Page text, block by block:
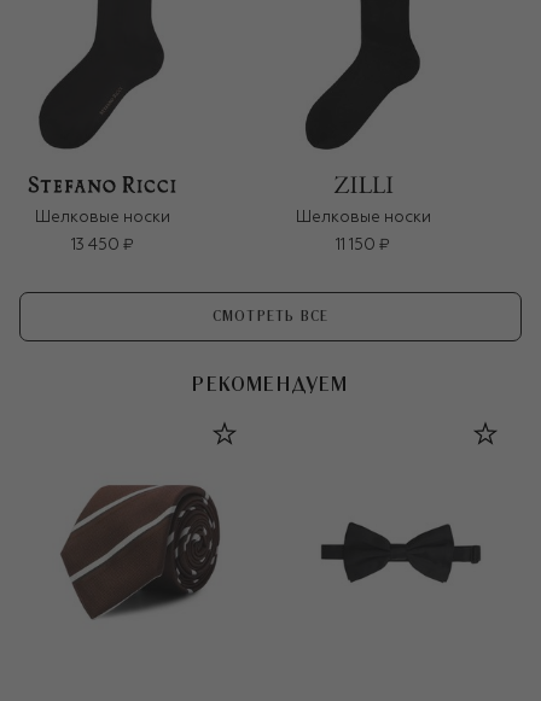
Шелковые носки
13 450 ₽
Шелковые носки
11 150 ₽
СМОТРЕТЬ ВСЕ
РЕКОМЕНДУЕМ